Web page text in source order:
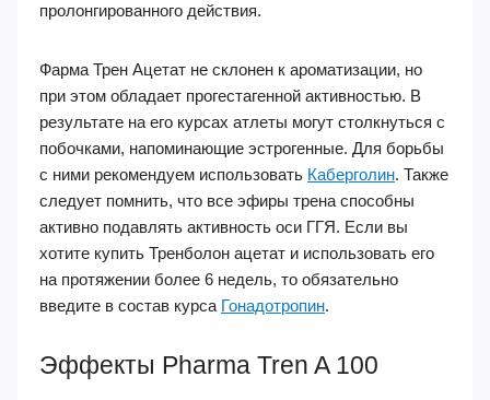
пролонгированного действия.
Фарма Трен Ацетат не склонен к ароматизации, но
при этом обладает прогестагенной активностью. В
результате на его курсах атлеты могут столкнуться с
побочками, напоминающие эстрогенные. Для борьбы
с ними рекомендуем использовать Каберголин. Также
следует помнить, что все эфиры трена способны
активно подавлять активность оси ГГЯ. Если вы
хотите купить Тренболон ацетат и использовать его
на протяжении более 6 недель, то обязательно
введите в состав курса Гонадотропин.
Эффекты Pharma Tren A 100